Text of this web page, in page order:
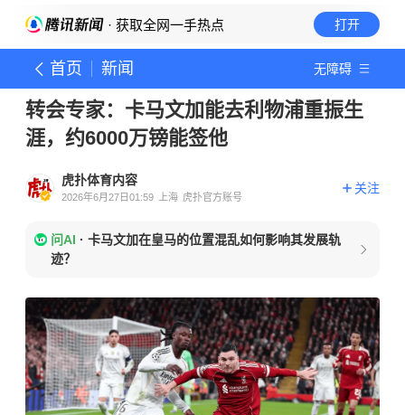
· 获取全网一手热点 打开
首页 新闻 无障碍
转会专家：卡马文加能去利物浦重振生
涯，约6000万镑能签他
虎扑体育内容
2026年6月27日01:59 上海 虎扑官方账号
关注
问AI · 卡马文加在皇马的位置混乱如何影响其发展轨
迹？